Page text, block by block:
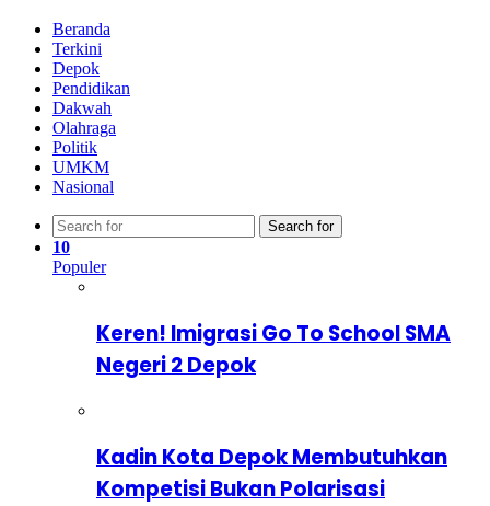
Beranda
Terkini
Depok
Pendidikan
Dakwah
Olahraga
Politik
UMKM
Nasional
Search for
10
Populer
Keren! Imigrasi Go To School SMA
Negeri 2 Depok
Kadin Kota Depok Membutuhkan
Kompetisi Bukan Polarisasi